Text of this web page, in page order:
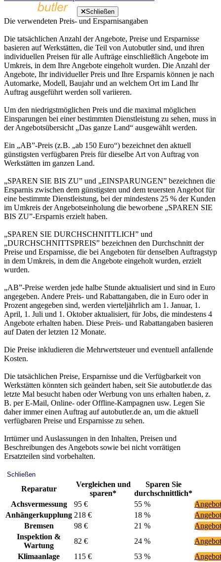
Schließen
Die verwendeten Preis- und Ersparnisangaben
Die tatsächlichen Anzahl der Angebote, Preise und Ersparnisse
basieren auf Werkstätten, die Teil von Autobutler sind, und ihren
individuellen Preisen für alle Aufträge einschließlich Angebote im
Umkreis, in dem Ihre Angebote eingeholt wurden. Die Anzahl der
Angebote, Ihr individueller Preis und Ihre Ersparnis können je nach
Automarke, Modell, Baujahr und an welchem Ort im Land Ihr
Auftrag ausgeführt werden soll variieren.
Um den niedrigstmöglichen Preis und die maximal möglichen
Einsparungen bei einer bestimmten Dienstleistung zu sehen, muss in
der Angebotsübersicht „Das ganze Land“ ausgewählt werden.
Ein „AB”-Preis (z.B. „ab 150 Euro“) bezeichnet den aktuell
günstigsten verfügbaren Preis für dieselbe Art von Auftrag von
Werkstätten im ganzen Land.
„SPAREN SIE BIS ZU” und „EINSPARUNGEN” bezeichnen die
Ersparnis zwischen dem günstigsten und dem teuersten Angebot für
eine bestimmte Dienstleistung, bei der mindestens 25 % der Kunden
im Umkreis der Angebotseinholung die beworbene „SPAREN SIE
BIS ZU”-Ersparnis erzielt haben.
„SPAREN SIE DURCHSCHNITTLICH” und
„DURCHSCHNITTSPREIS” bezeichnen den Durchschnitt der
Preise und Ersparnisse, die bei Angeboten für denselben Auftragstyp
in dem Umkreis, in dem die Angebote eingeholt wurden, erzielt
wurden.
„AB”-Preise werden jede halbe Stunde aktualisiert und sind in Euro
angegeben. Andere Preis- und Rabattangaben, die in Euro oder in
Prozent angegeben sind, werden vierteljährlich am 1. Januar, 1.
April, 1. Juli und 1. Oktober aktualisiert, für Jobs, die mindestens 4
Angebote erhalten haben. Diese Preis- und Rabattangaben basieren
auf Daten der letzten 12 Monate.
Die Preise inkludieren die Mehrwertsteuer und eventuell anfallende
Kosten.
Die tatsächlichen Preise, Ersparnisse und die Verfügbarkeit von
Werkstätten könnten sich geändert haben, seit Sie autobutler.de das
letzte Mal besucht haben oder Werbung von uns erhalten haben, z.
B. per E-Mail, Online- oder Offline-Kampagnen usw. Legen Sie
daher immer einen Auftrag auf autobutler.de an, um die aktuell
verfügbaren Preise und Ersparnisse zu sehen.
Irrtümer und Auslassungen in den Inhalten, Preisen und
Beschreibungen des Angebots sowie bei nicht vorrätigen
Ersatzteilen sind vorbehalten.
Schließen
Reparatur
Vergleichen und
sparen*
Sparen Sie
durchschnittlich*
Achsvermessung
95 € 55 %
Anhängerkupplung 218 € 18 %
Bremsen
98 € 21 %
Inspektion &
Wartung
82 € 24 %
Klimaanlage
115 € 53 %